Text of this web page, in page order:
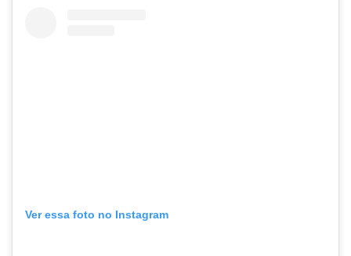
Ver essa foto no Instagram